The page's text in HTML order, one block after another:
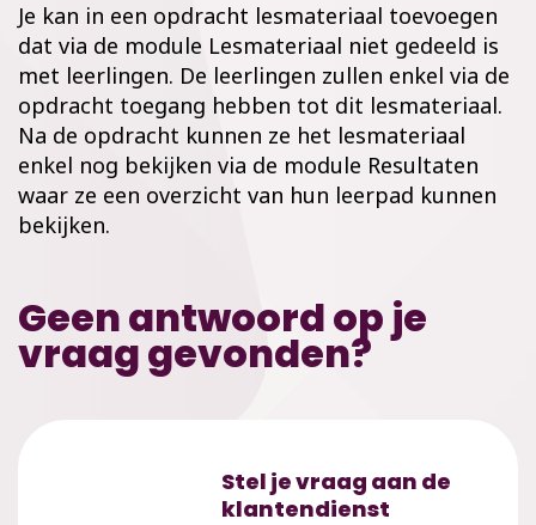
Je kan in een opdracht lesmateriaal toevoegen
dat via de module Lesmateriaal niet gedeeld is
met leerlingen. De leerlingen zullen enkel via de
opdracht toegang hebben tot dit lesmateriaal.
Na de opdracht kunnen ze het lesmateriaal
enkel nog bekijken via de module Resultaten
waar ze een overzicht van hun leerpad kunnen
bekijken.
Geen antwoord op je
vraag gevonden?
Stel je vraag aan de
klantendienst